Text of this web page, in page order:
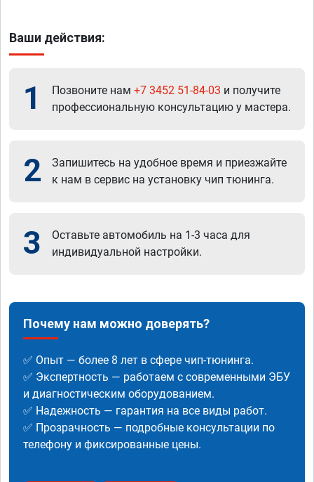
Ваши действия:
1 Позвоните нам +7 3452 51-84-03 и получите
профессиональную консультацию у мастера.
2
Запишитесь на удобное время и приезжайте
к нам в сервис на установку чип тюнинга.
3
Оставьте автомобиль на 1-3 часа для
индивидуальной настройки.
Почему нам можно доверять?
✅ Опыт — более 8 лет в сфере чип-тюнинга.
✅ Экспертность — работаем с современными ЭБУ
и диагностическим оборудованием.
✅ Надежность — гарантия на все виды работ.
✅ Прозрачность — подробные консультации по
телефону и фиксированные цены.